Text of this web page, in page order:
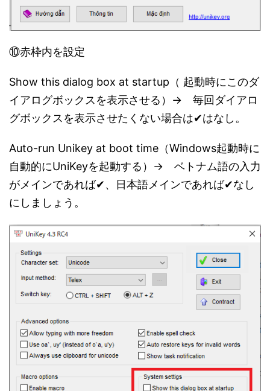
⑩赤枠内を設定
Show this dialog box at startup（ 起動時にこのダ
イアログボックスを表示させる）→ 毎回ダイアロ
グボックスを表示させたくない場合は✔はなし。
Auto-run Unikey at boot time（Windows起動時に
自動的にUniKeyを起動する）→ ベトナム語の入力
がメインであれば✔、日本語メインであれば✔なし
にしましょう。